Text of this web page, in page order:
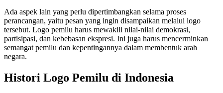
Ada aspek lain yang perlu dipertimbangkan selama proses
perancangan, yaitu pesan yang ingin disampaikan melalui logo
tersebut. Logo pemilu harus mewakili nilai-nilai demokrasi,
partisipasi, dan kebebasan ekspresi. Ini juga harus mencerminkan
semangat pemilu dan kepentingannya dalam membentuk arah
negara.
Histori Logo Pemilu di Indonesia